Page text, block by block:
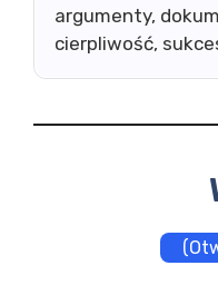
argumenty,
cierpliwość,